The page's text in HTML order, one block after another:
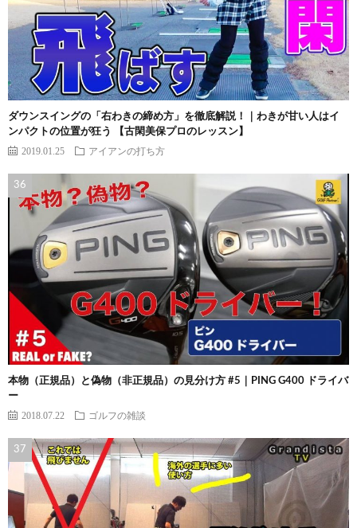
ダウンスイングの「右わきの締め方」を徹底解説！｜わきが甘い人はイ
ンパクトの位置が狂う 【古閑美保プロのレッスン】
2019.01.25 アイアンの打ち方
本物（正規品）と偽物（非正規品）の見分け方 #5｜PING G400 ドライバ
ー
2018.07.22 ゴルフの雑談